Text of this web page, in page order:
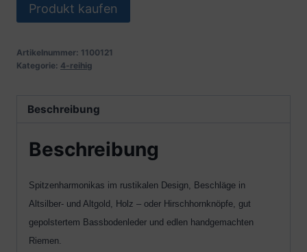
Produkt kaufen
Artikelnummer: 1100121
Kategorie: 4-reihig
Beschreibung
Beschreibung
Spitzenharmonikas im rustikalen Design, Beschläge in
Altsilber- und Altgold, Holz – oder Hirschhornknöpfe, gut
gepolstertem Bassbodenleder und edlen handgemachten
Riemen.